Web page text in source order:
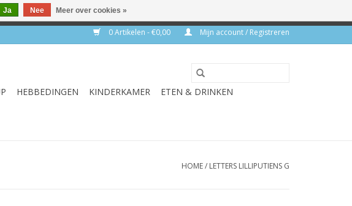
0 Artikelen - €0,00 Mijn account / Registreren
HEBBEDINGEN KINDERKAMER
ETEN & DRINKEN
HOME/ LETTERS LILLIPUTIENS G
Ja Nee Meer over cookies »
1-3 werkdagen